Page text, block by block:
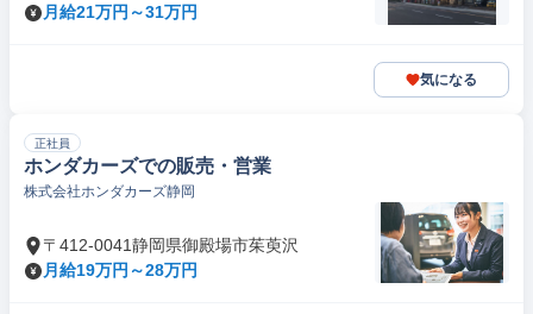
月給21万円～31万円
気になる
正社員
ホンダカーズでの販売・営業
株式会社ホンダカーズ静岡
〒412-0041静岡県御殿場市茱萸沢
月給19万円～28万円